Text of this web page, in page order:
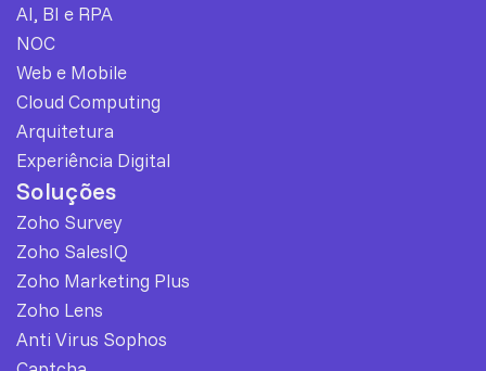
AI, BI e RPA
NOC
Web e Mobile
Cloud Computing
Arquitetura
Experiência Digital
Soluções
Zoho Survey
Zoho SalesIQ
Zoho Marketing Plus
Zoho Lens
Anti Virus Sophos